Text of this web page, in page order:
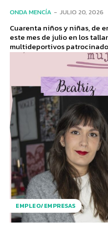
ONDA MENCÍA - JULIO 20, 2026
Cuarenta niños y niñas, de
este mes de julio en los
multideportivos
EMPLEO/EMPRESAS